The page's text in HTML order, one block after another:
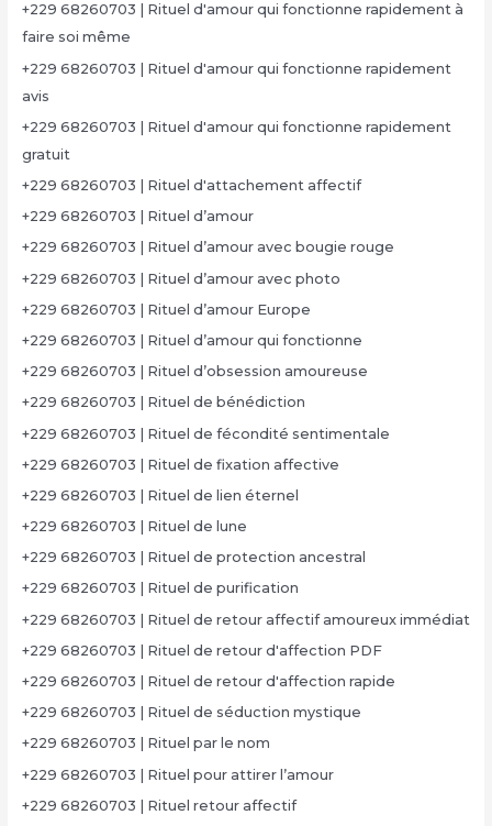
+229 68260703 | Rituel d'amour qui fonctionne rapidement à
faire soi même
+229 68260703 | Rituel d'amour qui fonctionne rapidement
avis
+229 68260703 | Rituel d'amour qui fonctionne rapidement
gratuit
+229 68260703 | Rituel d'attachement affectif
+229 68260703 | Rituel d’amour
+229 68260703 | Rituel d’amour avec bougie rouge
+229 68260703 | Rituel d’amour avec photo
+229 68260703 | Rituel d’amour Europe
+229 68260703 | Rituel d’amour qui fonctionne
+229 68260703 | Rituel d’obsession amoureuse
+229 68260703 | Rituel de bénédiction
+229 68260703 | Rituel de fécondité sentimentale
+229 68260703 | Rituel de fixation affective
+229 68260703 | Rituel de lien éternel
+229 68260703 | Rituel de lune
+229 68260703 | Rituel de protection ancestral
+229 68260703 | Rituel de purification
+229 68260703 | Rituel de retour affectif amoureux immédiat
+229 68260703 | Rituel de retour d'affection PDF
+229 68260703 | Rituel de retour d'affection rapide
+229 68260703 | Rituel de séduction mystique
+229 68260703 | Rituel par le nom
+229 68260703 | Rituel pour attirer l’amour
+229 68260703 | Rituel retour affectif